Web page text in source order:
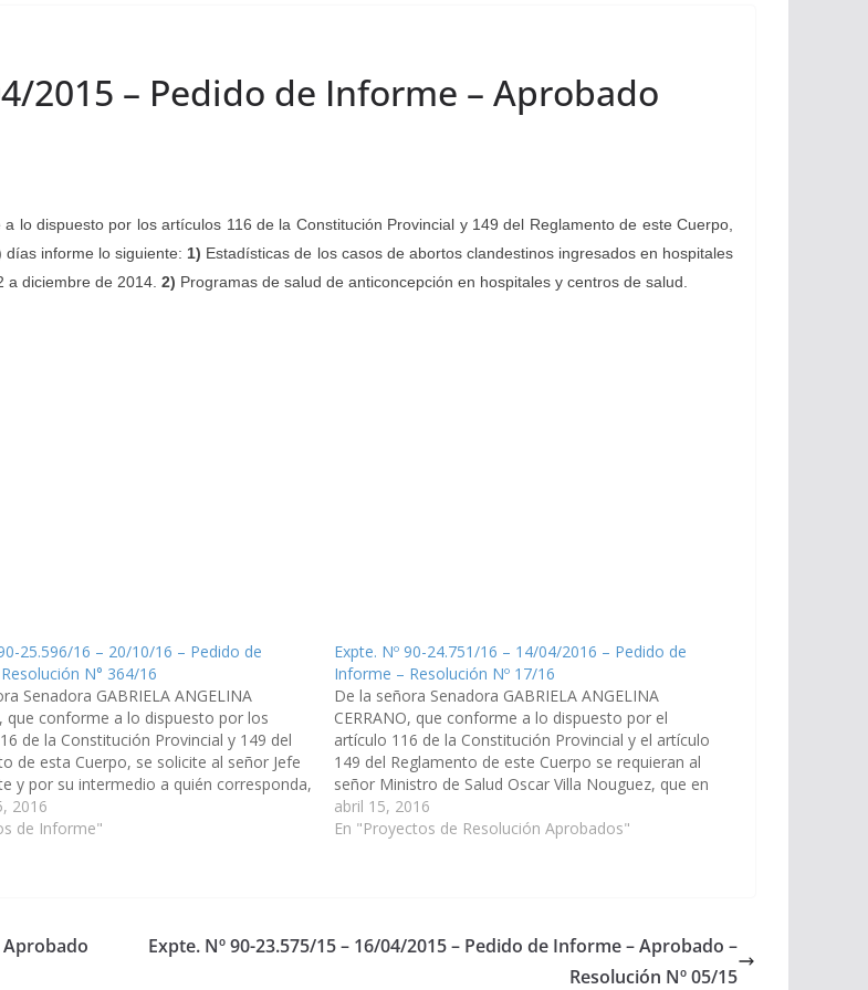
2015 – Pedido de Informe – Aprobado
a lo dispuesto por los artículos 116 de la Constitución Provincial y 149 del Reglamento de este Cuerpo,
informe lo siguiente: 1) Estadísticas de los casos de abortos clandestinos ingresados en hospitales
diciembre de 2014. 2) Programas de salud de anticoncepción en hospitales y centros de salud.
25.596/16 – 20/10/16 – Pedido de
N° 364/16
Senadora GABRIELA ANGELINA
que conforme a lo dispuesto por los
de la Constitución Provincial y 149 del
de esta Cuerpo, se solicite al señor Jefe
y por su intermedio a quién corresponda,
detallada sobre lo siguiente: Cantidad de
2016
de Informe"
Expte. Nº 90-24.751/16 – 14/04/2016 – Pedido de
Informe – Resolución Nº 17/16
De la señora Senadora GABRIELA ANGELINA
CERRANO, que conforme a lo dispuesto por el
artículo 116 de la Constitución Provincial y el artículo
149 del Reglamento de este Cuerpo se requieran al
señor Ministro de Salud Oscar Villa Nouguez, que en
un plazo no mayor a 10 día informe sobre…
abril 15, 2016
En "Proyectos de Resolución Aprobados"
Aprobado
Expte. Nº 90-23.575/15 – 16/04/2015 – Pedido de Informe – Aprobado –
Resolución Nº 05/15